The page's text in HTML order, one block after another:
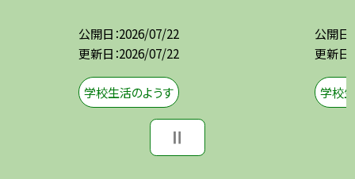
公開日 2026/07/22
更新日 2026/07/22
学校生活のようす
公開日
更新日
学校